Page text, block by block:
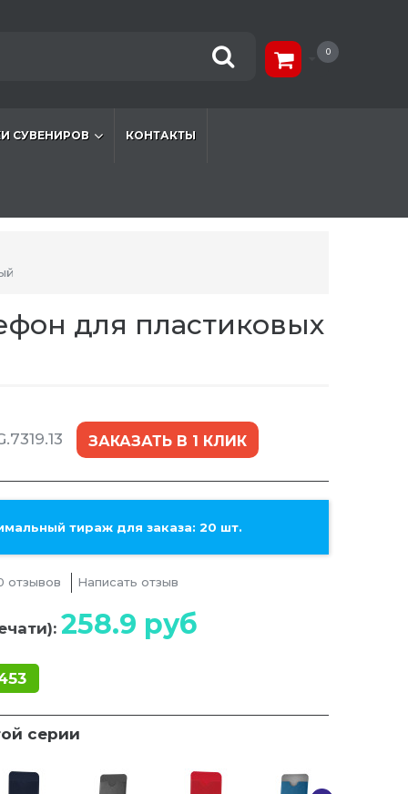
0
СУВЕНИРОВ КОНТАКТЫ
для пластиковых
ЗАКАЗАТЬ В 1 КЛИК
тираж для заказа: 20 шт.
отзывов Написать отзыв
258.9 руб
серии